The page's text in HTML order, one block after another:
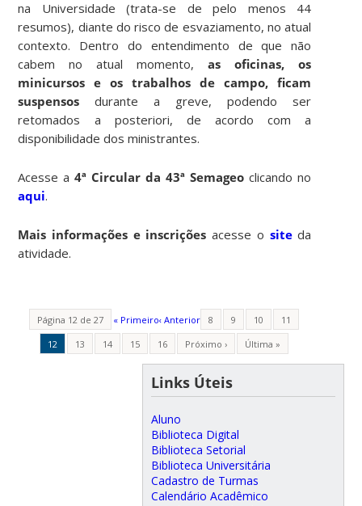
na Universidade (trata-se de pelo menos 44
resumos), diante do risco de esvaziamento, no atual
contexto. Dentro do entendimento de que não
cabem no atual momento,as oficinas, os
minicursos e os trabalhos de campo, ficam
suspensos durante a greve, podendo ser
retomados a posteriori, de acordo com a
disponibilidade dos ministrantes.
Acesse a4ª Circular da 43ª Semageo clicando no
aqui.
Mais informações e inscrições acesse o site da
atividade.
Página 12 de 27 « Primeiro‹ Anterior 8 9 10
11
12
13 14 15 16 Próximo › Última »
Links Úteis
Aluno
Biblioteca Digital
Biblioteca Setorial
Biblioteca Universitária
Cadastro de Turmas
Calendário Acadêmico